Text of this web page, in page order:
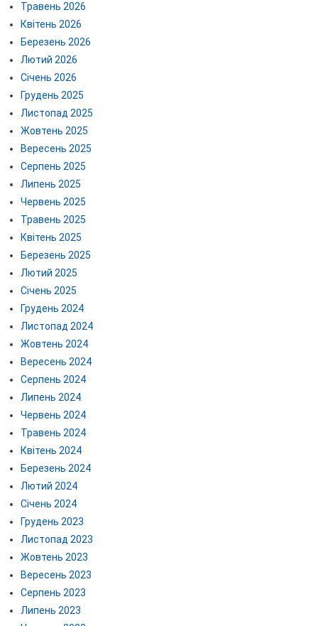
Травень 2026
Квітень 2026
Березень 2026
Лютий 2026
Січень 2026
Грудень 2025
Листопад 2025
Жовтень 2025
Вересень 2025
Серпень 2025
Липень 2025
Червень 2025
Травень 2025
Квітень 2025
Березень 2025
Лютий 2025
Січень 2025
Грудень 2024
Листопад 2024
Жовтень 2024
Вересень 2024
Серпень 2024
Липень 2024
Червень 2024
Травень 2024
Квітень 2024
Березень 2024
Лютий 2024
Січень 2024
Грудень 2023
Листопад 2023
Жовтень 2023
Вересень 2023
Серпень 2023
Липень 2023